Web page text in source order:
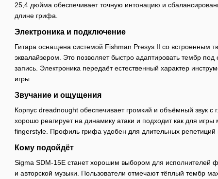
25,4 дюйма обеспечивает точную интонацию и
длине грифа.
Электроника и подключение
Гитара оснащена системой Fishman Presys II со встроенным
эквалайзером. Это позволяет быстро адаптировать тембр под
запись. Электроника передаёт естественный характер
игры.
Звучание и ощущения
Корпус dreadnought обеспечивает громкий и объёмный звук с
хорошо реагирует на динамику атаки и подходит как для
fingerstyle. Профиль грифа удобен для длительных репетиций
Кому подойдёт
Sigma SDM-15E станет хорошим выбором для исполнителей
и авторской музыки. Пользователи отмечают тёплый тембр